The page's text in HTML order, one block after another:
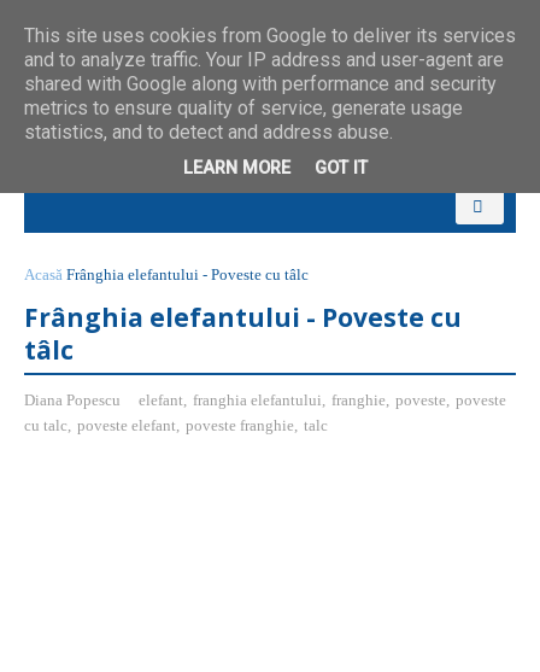
Acasă Frânghia elefantului - Poveste cu tâlc
Frânghia elefantului - Poveste cu
tâlc
Diana Popescu elefant, franghia elefantului, franghie, poveste, poveste
cu talc, poveste elefant, poveste franghie, talc
This site uses cookies from Google to deliver its services
and to analyze traffic. Your IP address and user-agent are
shared with Google along with performance and security
metrics to ensure quality of service, generate usage
statistics, and to detect and address abuse.
LEARN MORE GOT IT